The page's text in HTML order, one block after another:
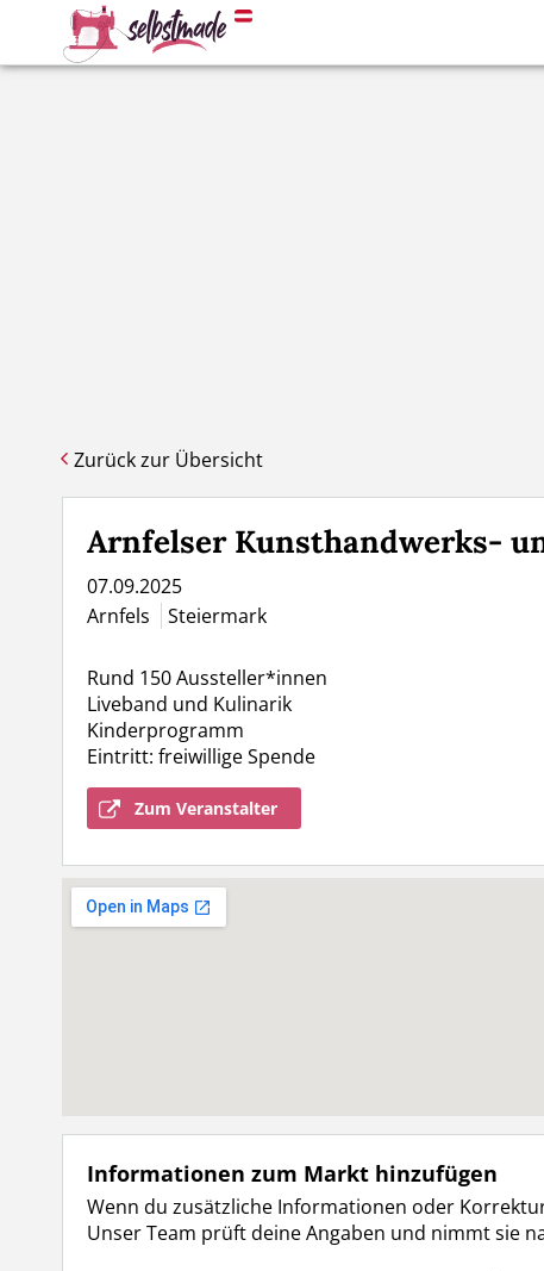
Zurück zur Übersicht
Arnfelser Kunsthandwerks-
07.09.2025
Arnfels
Steiermark
Rund 150 Aussteller*innen
Liveband und Kulinarik
Kinderprogramm
Eintritt: freiwillige Spende
Zum Veranstalter
Informationen zum Markt hinzufügen
Wenn du zusätzliche Informationen oder
Unser Team prüft deine Angaben und nimmt sie